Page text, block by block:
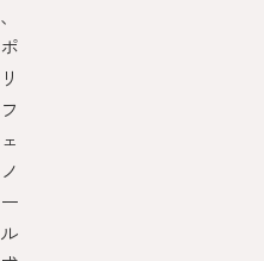
、
ポ
リ
フ
ェ
ノ
ー
ル